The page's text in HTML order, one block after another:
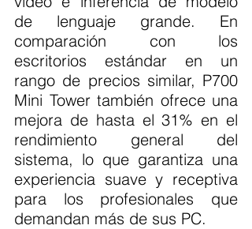
de lenguaje grande. En
comparación con los
escritorios estándar en un
rango de precios similar, P700
Mini Tower también ofrece una
mejora de hasta el 31% en el
rendimiento general del
sistema, lo que garantiza una
experiencia suave y receptiva
para los profesionales que
demandan más de sus PC.